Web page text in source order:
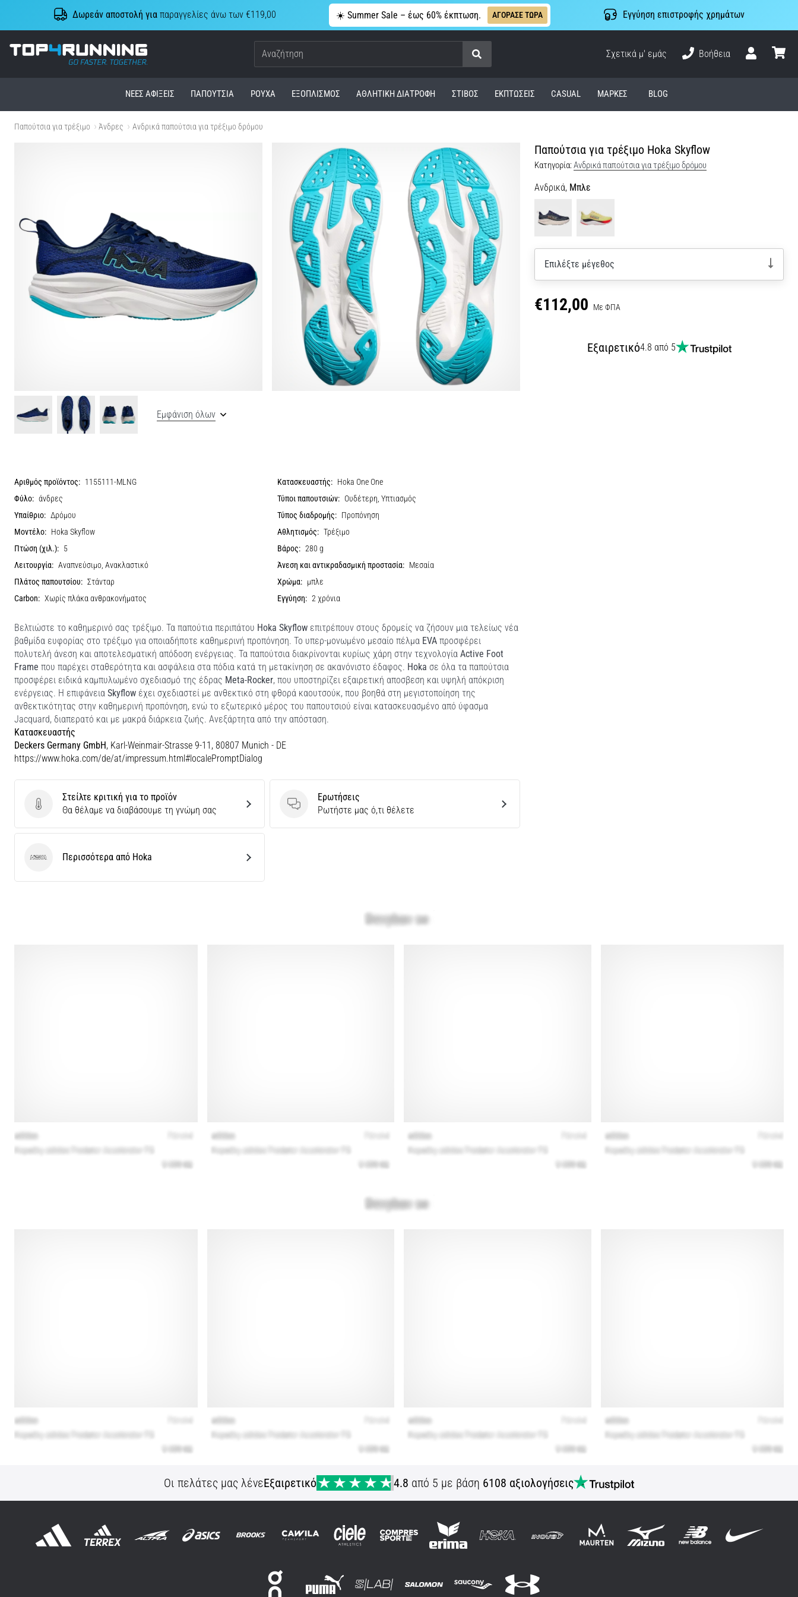
Δωρεάν αποστολή γιαπαραγγελίες άνω των €119,00 ☀️ Summer Sale – έως 60% έκπτωση. ΑΓΟΡΑΣΕ ΤΩΡΑ Εγγύηση επιστροφής χρημάτων
Top4Running.cy
Αναζήτηση
Σχετικά μ' εμάς
Βοήθεια
ΝΈΕΣ ΑΦΊΞΕΙΣ ΠΑΠΟΎΤΣΙΑ ΡΟΎΧΑ ΕΞΟΠΛΙΣΜΌΣ ΑΘΛΗΤΙΚΉ ΔΙΑΤΡΟΦΉ ΣΤΊΒΟΣ ΕΚΠΤΩΣΕΙΣ CASUAL ΜΆΡΚΕΣ BLOG
Παπούτσια για τρέξιμο Άνδρες Ανδρικά παπούτσια για τρέξιμο δρόμου
Παπούτσια για τρέξιμο Hoka Skyflow
Κατηγορία:Ανδρικά παπούτσια για τρέξιμο δρόμου
Ανδρικά, Μπλε
Επιλέξτε μέγεθος
€112,00 Με ΦΠΑ
Εξαιρετικό4.8 από 5
Εμφάνιση όλων
Αριθμός προϊόντος: 1155111-MLNG Κατασκευαστής: Hoka One One
Φύλο: άνδρες Τύποι παπουτσιών: Ουδέτερη, Υπτιασμός
Υπαίθριο: Δρόμου Τύπος διαδρομής: Προπόνηση
Μοντέλο: Hoka Skyflow Αθλητισμός: Τρέξιμο
Πτώση (χιλ.): 5 Βάρος: 280 g
Λειτουργία: Αναπνεύσιμο, Ανακλαστικό Άνεση και αντικραδασμική προστασία: Μεσαία
Πλάτος παπουτσίου: Στάνταρ Χρώμα: μπλε
Carbon: Χωρίς πλάκα ανθρακονήματος Εγγύηση: 2 χρόνια
Βελτιώστε το καθημερινό σας τρέξιμο. Τα παπούτια περιπάτου Hoka Skyflow επιτρέπουν στους δρομείς να ζήσουν μια τελείως νέα
βαθμίδα ευφορίας στο τρέξιμο για οποιαδήποτε καθημερινή προπόνηση. Το υπερ-μονωμένο μεσαίο πέλμα EVA προσφέρει
πολυτελή άνεση και αποτελεσματική απόδοση ενέργειας. Τα παπούτσια διακρίνονται κυρίως χάρη στην τεχνολογία Active Foot
Frame που παρέχει σταθερότητα και ασφάλεια στα πόδια κατά τη μετακίνηση σε ακανόνιστο έδαφος. Hoka σε όλα τα παπούτσια
προσφέρει ειδικά καμπυλωμένο σχεδιασμό της έδρας Meta-Rocker, που υποστηρίζει εξαιρετική αποσβεση και υψηλή απόκριση
ενέργειας. Η επιφάνεια Skyflow έχει σχεδιαστεί με ανθεκτικό στη φθορά καουτσούκ, που βοηθά στη μεγιστοποίηση της
ανθεκτικότητας στην καθημερινή προπόνηση, ενώ το εξωτερικό μέρος του παπουτσιού είναι κατασκευασμένο από ύφασμα
Jacquard, διαπερατό και με μακρά διάρκεια ζωής. Ανεξάρτητα από την απόσταση.
Κατασκευαστής
Deckers Germany GmbH, Karl-Weinmair-Strasse 9-11, 80807 Munich - DE
https://www.hoka.com/de/at/impressum.html#localePromptDialog
Στείλτε κριτική για το προϊόν
Στείλτε κριτική για το προϊόν
Θα θέλαμε να διαβάσουμε τη γνώμη σας
Ερωτήσεις
Ερωτήσεις
Ρωτήστε μας ό,τι θέλετε
Hoka Περισσότερα από Hoka
Οι πελάτες μας λένεΕξαιρετικό 4.8 από 5 με βάση 6108 αξιολογήσεις